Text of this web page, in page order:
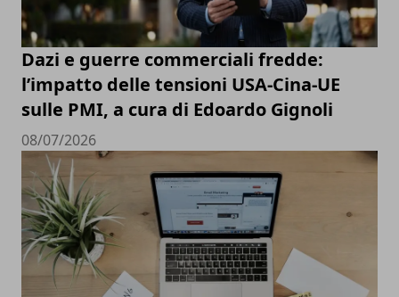
Dazi e guerre commerciali fredde:
l’impatto delle tensioni USA-Cina-UE
sulle PMI, a cura di Edoardo Gignoli
08/07/2026